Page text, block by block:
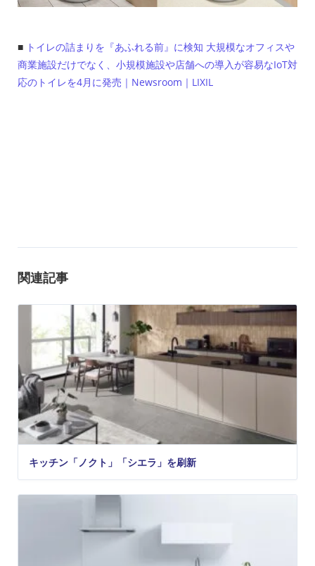
■ トイレの詰まりを『あふれる前』に検知 大規模なオフィスや
商業施設だけでなく、小規模施設や店舗への導入が容易なIoT対
応のトイレを4月に発売｜Newsroom｜LIXIL
関連記事
キッチン「ノクト」「シエラ」を刷新